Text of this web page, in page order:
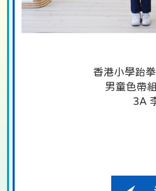
香港小學跆
男童色帶
3A